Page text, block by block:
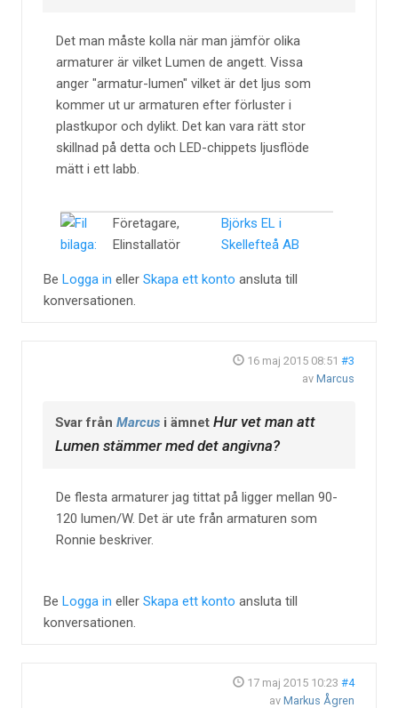
Det man måste kolla när man jämför olika
armaturer är vilket Lumen de angett. Vissa
anger "armatur-lumen" vilket är det ljus som
kommer ut ur armaturen efter förluster i
plastkupor och dylikt. Det kan vara rätt stor
skillnad på detta och LED-chippets ljusflöde
mätt i ett labb.
Företagare,
Elinstallatör
Björks EL i
Skellefteå AB
Be Logga in eller Skapa ett konto ansluta till
konversationen.
16 maj 2015 08:51 #3
av Marcus
Svar från Marcus i ämnet Hur vet man att
Lumen stämmer med det angivna?
De flesta armaturer jag tittat på ligger mellan 90-
120 lumen/W. Det är ute från armaturen som
Ronnie beskriver.
Be Logga in eller Skapa ett konto ansluta till
konversationen.
17 maj 2015 10:23 #4
av Markus Ågren